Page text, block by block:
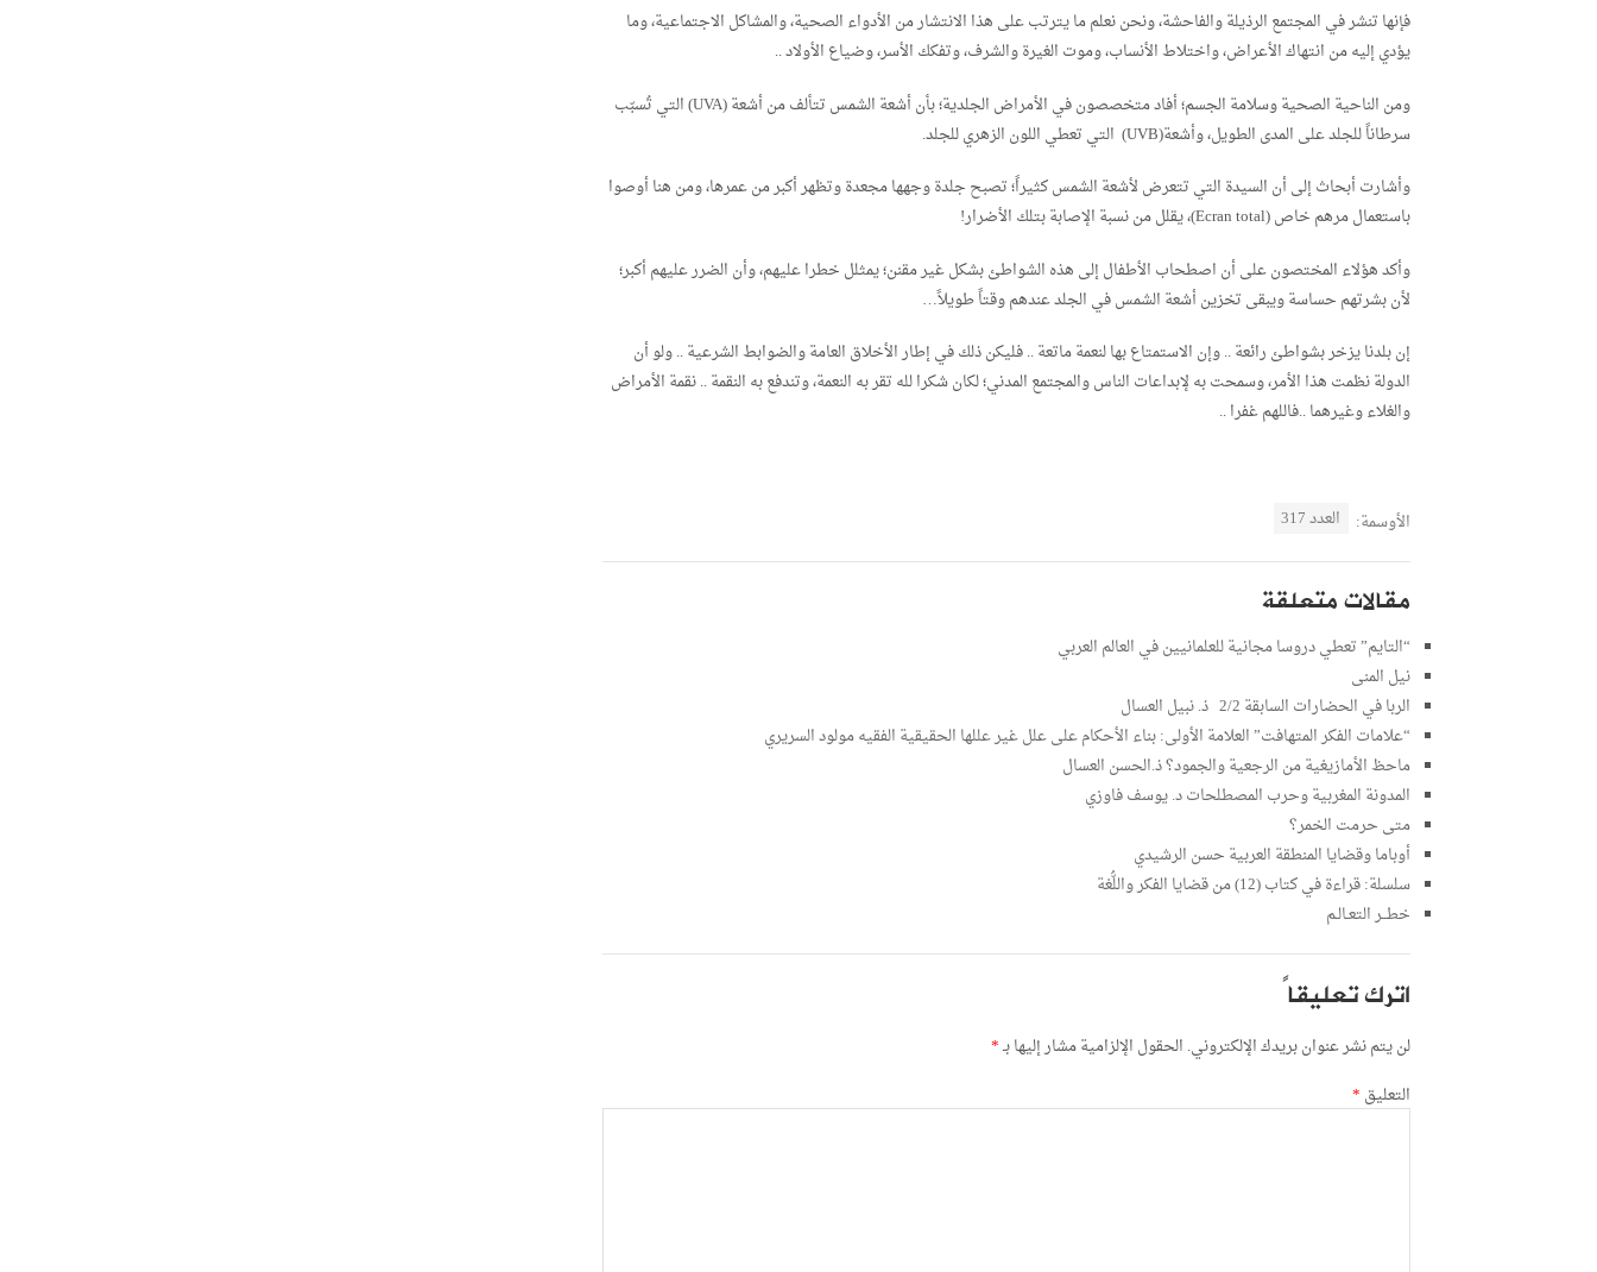
فإنها تنشر في المجتمع الرذيلة والفاحشة، ونحن نعلم ما يترتب على هذا الانتشار من الأدواء الصحية، والمشاكل الاجتماعية، وما
يؤدي إليه من انتهاك الأعراض، واختلاط الأنساب، وموت الغيرة والشرف، وتفكك الأسر، وضياع الأولاد ..
ومن الناحية الصحية وسلامة الجسم؛ أفاد متخصصون في الأمراض الجلدية؛ بأن أشعة الشمس تتألف من أشعة (UVA) التي تُسبّب
سرطاناً للجلد على المدى الطويل، وأشعة(UVB) التي تعطي اللون الزهري للجلد.
وأشارت أبحاث إلى أن السيدة التي تتعرض لأشعة الشمس كثيراً؛ تصبح جلدة وجهها مجعدة وتظهر أكبر من عمرها، ومن هنا أوصوا
باستعمال مرهم خاص (Ecran total)، يقلل من نسبة الإصابة بتلك الأضرار!
وأكد هؤلاء المختصون على أن اصطحاب الأطفال إلى هذه الشواطئ بشكل غير مقنن؛ يمثلل خطرا عليهم، وأن الضرر عليهم أكبر؛
لأن بشرتهم حساسة ويبقى تخزين أشعة الشمس في الجلد عندهم وقتاً طويلاً…
إن بلدنا يزخر بشواطئ رائعة .. وإن الاستمتاع بها لنعمة ماتعة .. فليكن ذلك في إطار الأخلاق العامة والضوابط الشرعية .. ولو أن
الدولة نظمت هذا الأمر، وسمحت به لإبداعات الناس والمجتمع المدني؛ لكان شكرا لله تقر به النعمة، وتندفع به النقمة .. نقمة الأمراض
والغلاء وغيرهما ..فاللهم غفرا ..
الأوسمة: العدد 317
مقالات متعلقة
“التايم” تعطي دروسا مجانية للعلمانيين في العالم العربي
نيل المنى
الربا في الحضارات السابقة 2/2 ذ. نبيل العسال
“علامات الفكر المتهافت” العلامة الأولى: بناء الأحكام على علل غير عللها الحقيقية الفقيه مولود السريري
ماحظ الأمازيغية من الرجعية والجمود؟ ذ.الحسن العسال
المدونة المغربية وحرب المصطلحات د. يوسف فاوزي
متى حرمت الخمر؟
أوباما وقضايا المنطقة العربية حسن الرشيدي
سلسلة: قراءة في كتاب (12) من قضايا الفكر واللُّغة
خطــر التعـالـم
اترك تعليقاً
لن يتم نشر عنوان بريدك الإلكتروني. الحقول الإلزامية مشار إليها بـ*
التعليق *